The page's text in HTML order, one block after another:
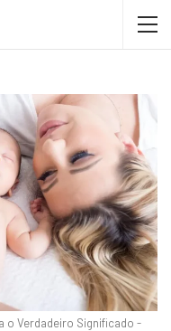
o Verdadeiro Significado -